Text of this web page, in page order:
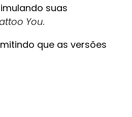
suas
You.
que as versões